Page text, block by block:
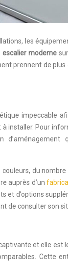
les
escalier moderne
prennent de plus
impeccable
installer. Pour
du
auprès d’un
d’options
de consulter son
et elle est
Cette